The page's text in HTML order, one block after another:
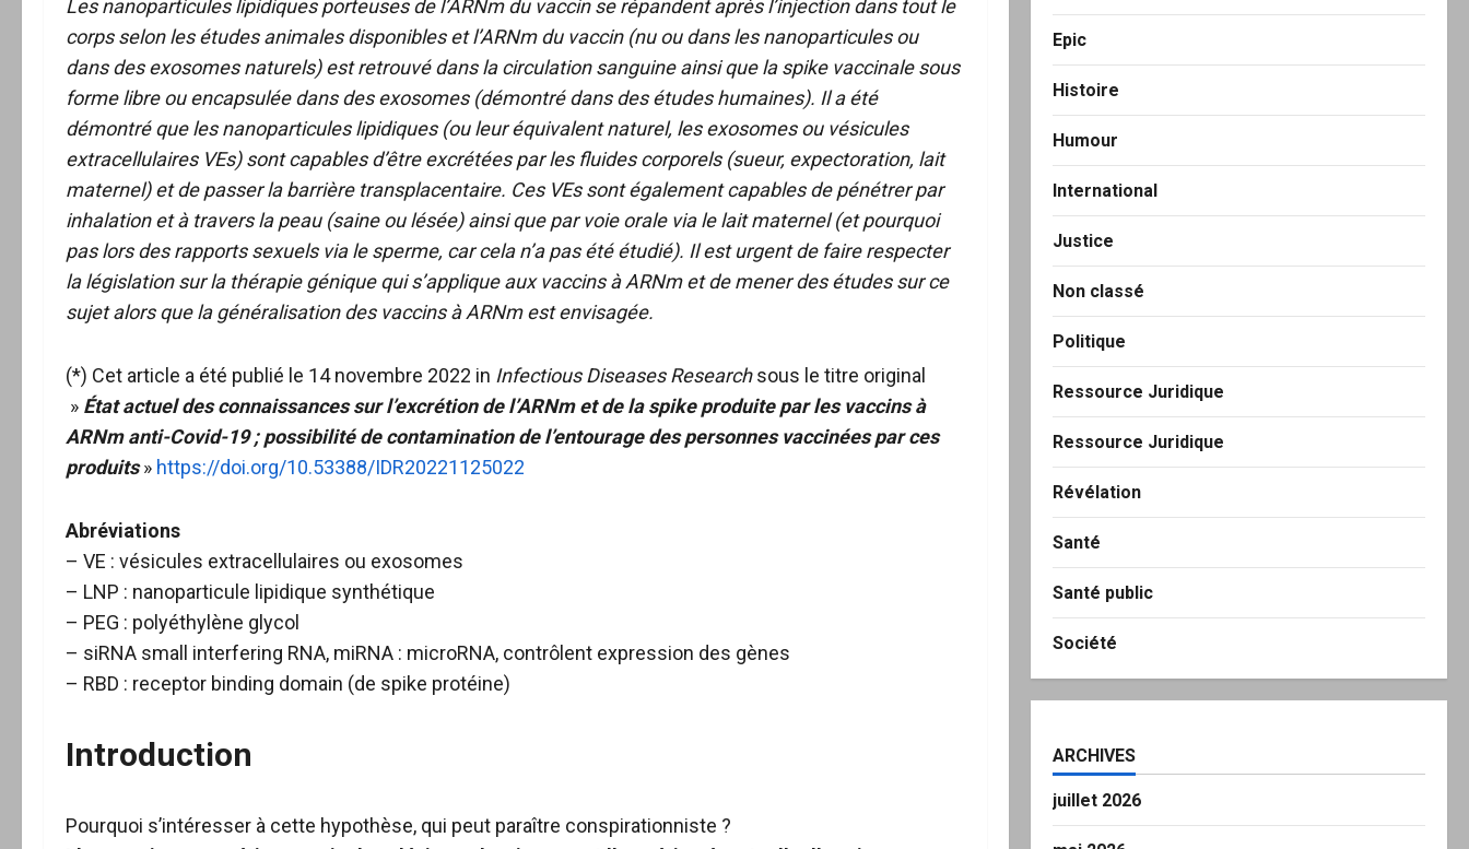
Les nanoparticules lipidiques porteuses de l’ARNm du vaccin se répandent après l’injection dans tout le
corps selon les études animales disponibles et l’ARNm du vaccin (nu ou dans les nanoparticules ou
dans des exosomes naturels) est retrouvé dans la circulation sanguine ainsi que la spike vaccinale sous
forme libre ou encapsulée dans des exosomes (démontré dans des études humaines). Il a été
démontré que les nanoparticules lipidiques (ou leur équivalent naturel, les exosomes ou vésicules
extracellulaires VEs) sont capables d’être excrétées par les fluides corporels (sueur, expectoration, lait
maternel) et de passer la barrière transplacentaire. Ces VEs sont également capables de pénétrer par
inhalation et à travers la peau (saine ou lésée) ainsi que par voie orale via le lait maternel (et pourquoi
pas lors des rapports sexuels via le sperme, car cela n’a pas été étudié). Il est urgent de faire respecter
la législation sur la thérapie génique qui s’applique aux vaccins à ARNm et de mener des études sur ce
sujet alors que la généralisation des vaccins à ARNm est envisagée.
(*) Cet article a été publié le 14 novembre 2022 in Infectious Diseases Researchsous le titre original
» État actuel des connaissances sur l’excrétion de l’ARNm et de la spike produite par les vaccins à
ARNm anti-Covid-19 ; possibilité de contamination de l’entourage des personnes vaccinées par ces
produits» https://doi.org/10.53388/IDR20221125022
Abréviations
– VE : vésicules extracellulaires ou exosomes
– LNP : nanoparticule lipidique synthétique
– PEG : polyéthylène glycol
– siRNA small interfering RNA, miRNA : microRNA, contrôlent expression des gènes
– RBD : receptor binding domain (de spike protéine)
Introduction
Pourquoi s’intéresser à cette hypothèse, qui peut paraître conspirationniste ?
Epic
Histoire
Humour
International
Justice
Non classé
Politique
Ressource Juridique
Ressource Juridique
Révélation
Santé
Santé public
Société
ARCHIVES
juillet 2026